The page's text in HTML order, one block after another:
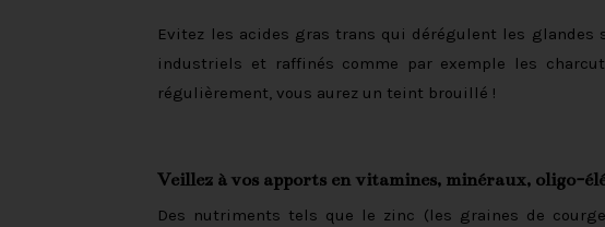
Evitez les acides gras trans qui dérégulent les glandes
industriels et raffinés comme par exemple les
régulièrement, vous aurez un teint brouillé !
Veillez à vos apports en vitamines, minéraux, oligo-
Des nutriments tels que le zinc (les graines de